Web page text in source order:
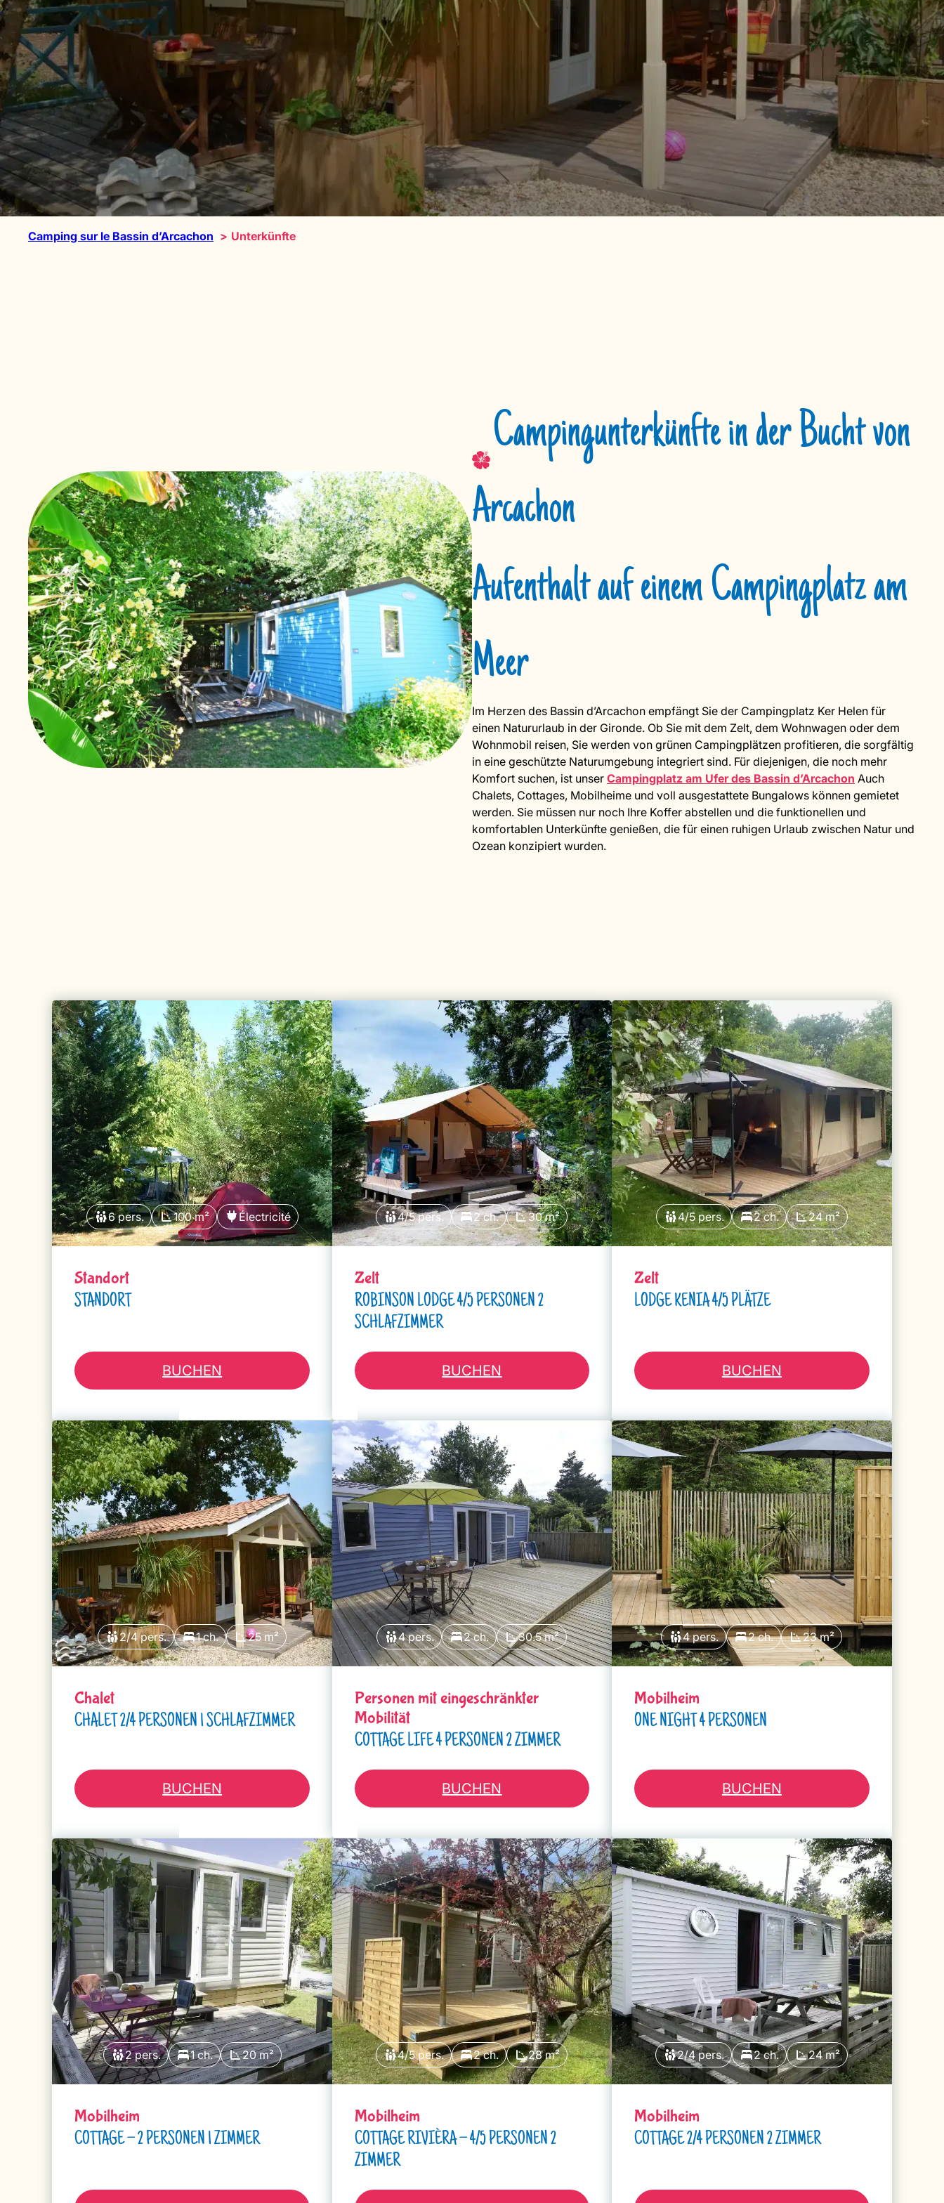
Camping sur le Bassin d’Arcachon Unterkünfte
Campingunterkünfte in der Bucht von
Arcachon
Aufenthalt auf einem Campingplatz am
Meer
Im Herzen des Bassin d’Arcachon empfängt Sie der Campingplatz Ker Helen für
einen Natururlaub in der Gironde. Ob Sie mit dem Zelt, dem Wohnwagen oder dem
Wohnmobil reisen, Sie werden von grünen Campingplätzen profitieren, die sorgfältig
in eine geschützte Naturumgebung integriert sind. Für diejenigen, die noch mehr
Komfort suchen, ist unser Campingplatz am Ufer des Bassin d’Arcachon Auch
Chalets, Cottages, Mobilheime und voll ausgestattete Bungalows können gemietet
werden. Sie müssen nur noch Ihre Koffer abstellen und die funktionellen und
komfortablen Unterkünfte genießen, die für einen ruhigen Urlaub zwischen Natur und
Ozean konzipiert wurden.
6 pers. 100 m² Électricité
Standort
STANDORT
BUCHEN
4/5 pers. 2 ch. 30 m²
Zelt
ROBINSON LODGE 4/5 PERSONEN 2
SCHLAFZIMMER
BUCHEN
4/5 pers. 2 ch. 24 m²
Zelt
LODGE KENIA 4/5 PLÄTZE
BUCHEN
2/4 pers. 1 ch. 25 m²
Chalet
CHALET 2/4 PERSONEN 1 SCHLAFZIMMER
BUCHEN
4 pers. 2 ch. 30.5 m²
Personen mit eingeschränkter
Mobilität
COTTAGE LIFE 4 PERSONEN 2 ZIMMER
BUCHEN
4 pers. 2 ch. 23 m²
Mobilheim
ONE NIGHT 4 PERSONEN
BUCHEN
2 pers. 1 ch. 20 m²
Mobilheim
COTTAGE – 2 PERSONEN 1 ZIMMER
4/5 pers. 2 ch. 28 m²
Mobilheim
COTTAGE RIVIÈRA – 4/5 PERSONEN 2
ZIMMER
2/4 pers. 2 ch. 24 m²
Mobilheim
COTTAGE 2/4 PERSONEN 2 ZIMMER